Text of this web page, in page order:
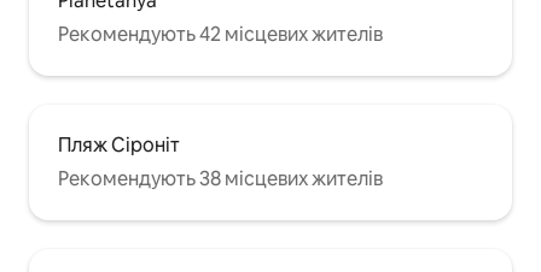
Рекомендують 42 місцевих жителів
Пляж Сіроніт
Рекомендують 38 місцевих жителів